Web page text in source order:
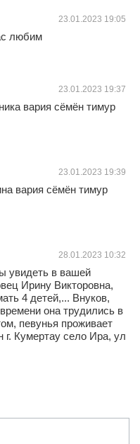
23.01.2023 19:05
любим
23.01.2023 19:37
вария сёмён тимур
23.01.2023 19:39
вария сёмён тимур
28.01.2023 10:32
увидеть в вашей
Ирину Викторовна,
4 детей,... Внуков,
она трудились в
певунья проживает
г. Кумертау село Ира, ул